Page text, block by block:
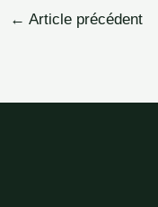
← Article précédent